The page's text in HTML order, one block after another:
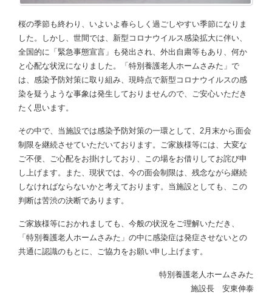
桜の季節も終わり、いよいよ春らしく過ごしやすい季節になりま
した。しかし、世間では、新型コロナウイルス感染拡大に伴い、
全国的に「緊急事態宣言」も発出され、外出自粛等もあり、何か
と心配な状況になりました。「特別養護老人ホームさみた」で
は、感染予防対策に取り組み、現時点で新型コロナウイルスの感
染を疑うような事象は発生しておりませんので、ご安心いただき
たく思います。
その中で、当施設では感染予防対策の一環として、2月末から面会
制限を継続させていただいております。ご家族様等には、大変な
ご不便、ご心配をお掛けしており、この場をお借りしてお詫び申
し上げます。また、現状では、今の面会制限は、残念ながら継続
しなければならないかと考えております。当施設としても、この
判断は苦渋の決断であります。
ご家族様等におかれましても、今般の状況をご理解いただき、
「特別養護老人ホームさみた」の中に感染症は発症させないとの
共通に認識のもとに、ご協力をお願い申し上げます。
特別養護老人ホームさみた
施設長 安東伸泰